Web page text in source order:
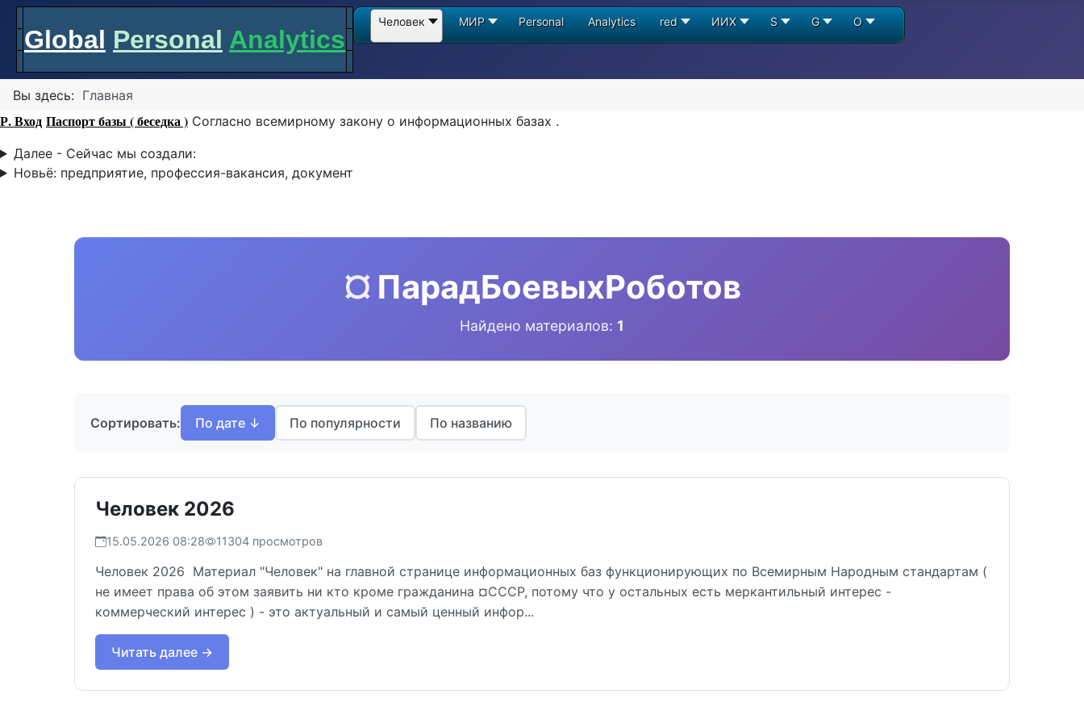
Global Personal Analytics
Человек МИР Personal Analytics red ИИХ S G О
Вы здесь: Главная
Р. Вход Паспорт базы ( беседка ) Согласно всемирному закону о информационных базах .
Далее - Сейчас мы создали:
Новьё: предприятие, профессия-вакансия, документ
¤ ПарадБоевыхРоботов
Найдено материалов: 1
Сортировать: По дате ↓ По популярности По названию
Человек 2026
15.05.2026 08:28 11304 просмотров
Человек 2026 Материал "Человек" на главной странице информационных баз функционирующих по Всемирным Народным стандартам (
не имеет права об этом заявить ни кто кроме гражданина ¤СССР, потому что у остальных есть меркантильный интерес -
коммерческий интерес ) - это актуальный и самый ценный инфор...
Читать далее →